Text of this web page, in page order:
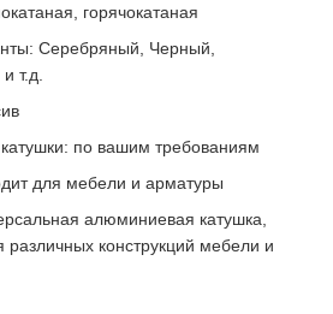
горячокатаная
Серебряный, Черный,
т.д.
по вашим требованиям
для мебели и арматуры
алюминиевая катушка,
конструкций мебели и